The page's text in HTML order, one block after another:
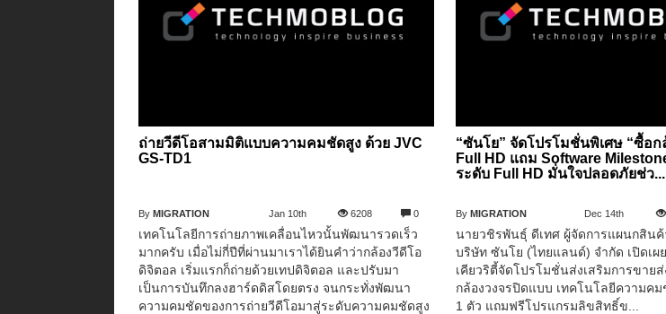
ถ่ายวีดีโอสามมิติแบบความคมชัดสูง ด้วย JVC
GS-TD1
ByMIGRATION Jan 10th 6208 0
เทคโนโลยีการถ่ายภาพเคลื่อนไหวนั้นพัฒนารวดเร็ว
มากครับ เมื่อไม่กี่ปีที่ผ่านมาเราได้ยินคำว่ากล้องวีดีโอ
ดิจิตอล เริ่มแรกก็ถ่ายด้วยเทปดิจิตอล และปรับมา
เป็นการบันทึกลงฮาร์ดดิสโดยตรง จนกระทั่งพัฒนา
ความคมชัดของการถ่ายวีดีโอมาสู่ระดับความคมชัดสูง
“ซันโย” จัดโปรโมชั่นพิเศษ “ซื้อก
Full HD แถม Software
ระดับ Full HD มั่นใจปลอดภัยช่ว...
ByMIGRATION Dec 14th
นายวชิรพันธุ์ ดีเทศ ผู้จัดการแผนกสินค้
บริษัท ซันโย (ไทยแลนด์) จำกัด เปิดเผ
เคียวริตี้จัดโปรโมชั่นส่งเสริมการขาย
กล้องวงจรปิดแบบ เทคโนโลยีความคม
1 ตัว แถมฟรีโปรแกรมลิขสิทธิ์ข...